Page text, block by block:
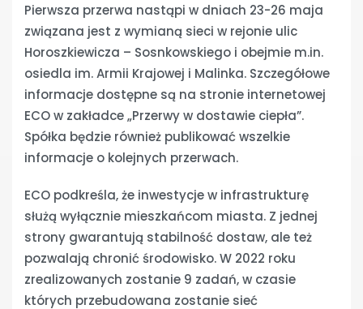
Pierwsza przerwa nastąpi w dniach 23-26 maja
związana jest z wymianą sieci w rejonie ulic
Horoszkiewicza – Sosnkowskiego i obejmie m.in.
osiedla im. Armii Krajowej i Malinka. Szczegółowe
informacje dostępne są na stronie internetowej
ECO w zakładce „Przerwy w dostawie ciepła”.
Spółka będzie również publikować wszelkie
informacje o kolejnych przerwach.
ECO podkreśla, że inwestycje w infrastrukturę
służą wyłącznie mieszkańcom miasta. Z jednej
strony gwarantują stabilność dostaw, ale też
pozwalają chronić środowisko. W 2022 roku
zrealizowanych zostanie 9 zadań, w czasie
których przebudowana zostanie sieć